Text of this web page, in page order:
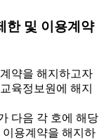
한 및 이용계약
약을 해지하고자
육정보원에 해지
다음 각 호에 해당
용계약을 해지하